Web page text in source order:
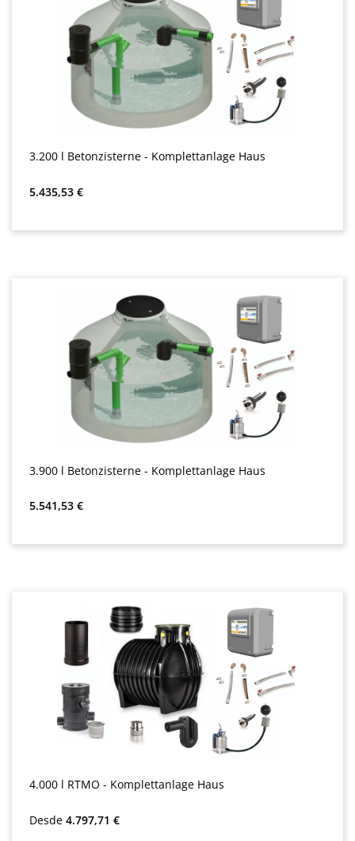
3.200 l Betonzisterne - Komplettanlage Haus
Precio normal:
5.435,53 €
3.900 l Betonzisterne - Komplettanlage Haus
Precio normal:
5.541,53 €
4.000 l RTMO - Komplettanlage Haus
Precio normal:
Desde 4.797,71 €